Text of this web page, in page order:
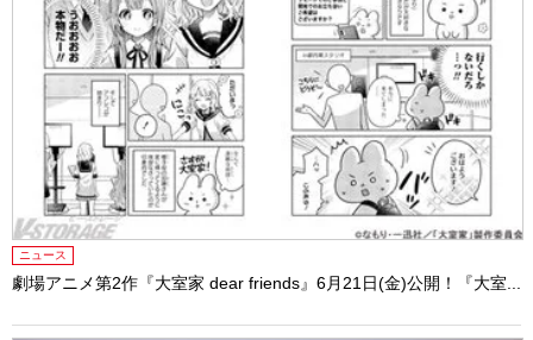
ニュース
劇場アニメ第2作『大室家 dear friends』6月21日(金)公開！『大室...